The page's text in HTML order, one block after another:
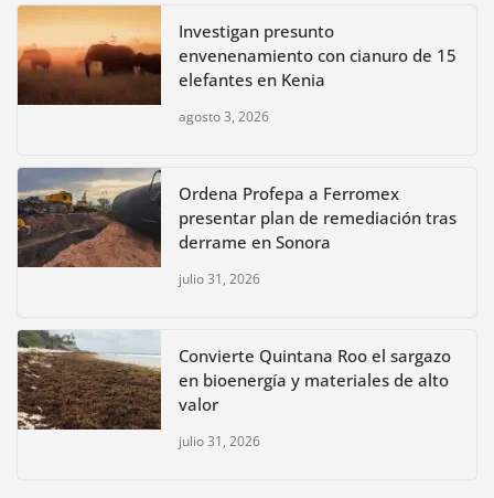
Investigan presunto
envenenamiento con cianuro de 15
elefantes en Kenia
agosto 3, 2026
Ordena Profepa a Ferromex
presentar plan de remediación tras
derrame en Sonora
julio 31, 2026
Convierte Quintana Roo el sargazo
en bioenergía y materiales de alto
valor
julio 31, 2026